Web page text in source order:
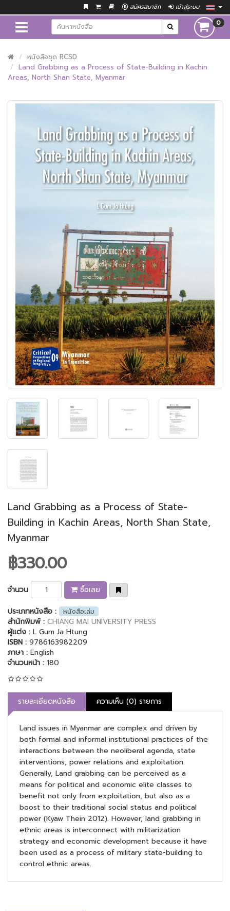
สมัครสมาชิก เข้าสู่ระบบ
0
หนังสือชุด RCSD
Land Grabbing as a Process of State-Building in Kachin
Areas, North Shan State, Myanmar
Land Grabbing as a Process of State-
Building in Kachin Areas, North Shan State,
Myanmar
฿330.00
จำนวน
ซื้อเลย
ประเภทหนังสือ :
หนังสือเล่ม
สำนักพิมพ์ : CHIANG MAI UNIVERSITY PRESS
ผู้แต่ง : L Gum Ja Htung
ISBN : 9786163982209
ภาษา : English
จำนวนหน้า : 180
รายละเอียดหนังสือ ความเห็น (0) รายการ
Land issues in Myanmar are complex and driven by
both formal and informal institutional practices of the
interactions between the neoliberal agenda, state
interventions, power relations and exploitation.
Generally, Land grabbing can be perceived as a
means for political and economic elite classes to
benefit not only from exploitation, but also as a
boost to their traditional social status and political
power (Kyaw Thein 2012). However, land grabbing in
ethnic areas is interconnect with militarization
strategy and economic development because it have
been used as a process of military state-building to
control ethnic areas.